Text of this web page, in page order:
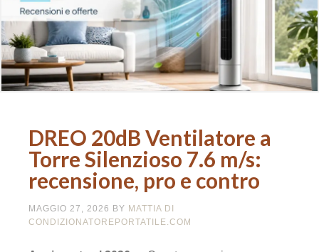
DREO 20dB Ventilatore a
Torre Silenzioso 7.6 m/s:
recensione, pro e contro
MAGGIO 27, 2026 BY MATTIA DI
CONDIZIONATOREPORTATILE.COM